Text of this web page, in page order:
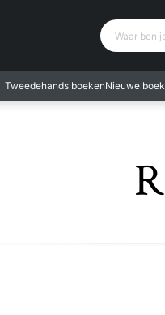
Waar ben
Tweedehands boekenNieuwe